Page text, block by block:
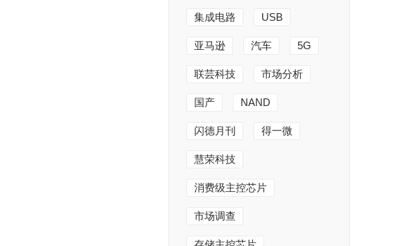
集成电路 USB
亚马逊 汽车 5G
联芸科技 市场分析
国产 NAND
闪德月刊 得一微
慧荣科技
消费级主控芯片
市场调查